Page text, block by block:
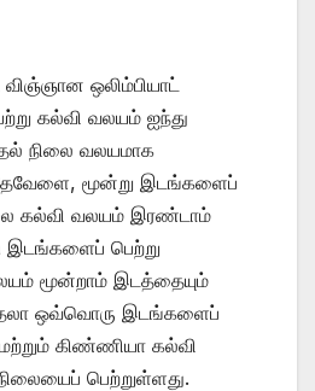
ஒலிம்பியாட்
கல்வி வலயம் ஐந்து
நிலை வலயமாக
மூன்று இடங்களைப்
கல்வி வலயம் இரண்டாம்
பெற்று
மூன்றாம் இடத்தையும்
தலா ஒவ்வொரு இடங்களைப்
கிண்ணியா கல்வி
பெற்றுள்ளது.